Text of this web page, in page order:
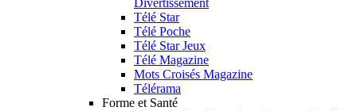
Divertissement
Télé Star
Télé Poche
Télé Star Jeux
Télé Magazine
Mots Croisés Magazine
Télérama
Forme et Santé